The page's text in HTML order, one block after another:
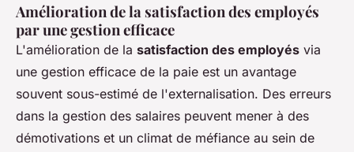
Amélioration de la satisfaction des employés
par une gestion efficace
L'amélioration de la satisfaction des employés via
une gestion efficace de la paie est un avantage
souvent sous-estimé de l'externalisation. Des erreurs
dans la gestion des salaires peuvent mener à des
démotivations et un climat de méfiance au sein de